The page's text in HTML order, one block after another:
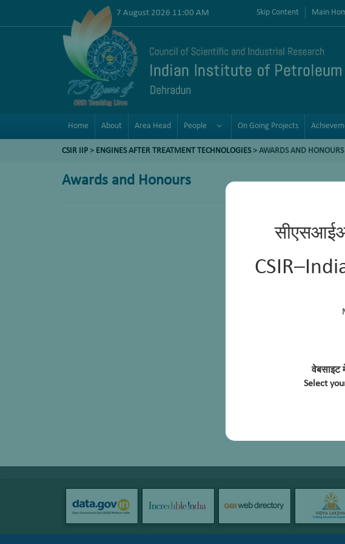
वेबसाइट
Select
7 August 2026 11:00 AM Skip Content Main
Home About Area Head People On Going Projects
CSIR IIP > ENGINES AFTER TREATMENT TECHNOLOGIES> AWARDS AND HONOURS
Awards and Honours